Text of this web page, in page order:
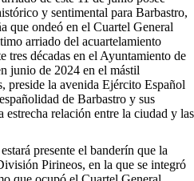
y sentimental para Barbastro,
que ondeó en el Cuartel General
arriado del acuartelamiento
tres décadas en el Ayuntamiento de
junio de 2024 en el mástil
preside la avenida Ejército Español
de Barbastro y sus
relación entre la ciudad y las
presente el banderín que la
Pirineos, en la que se integró